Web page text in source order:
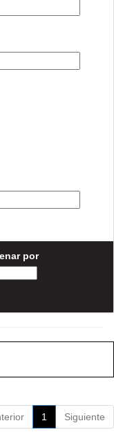
por
1 Siguiente